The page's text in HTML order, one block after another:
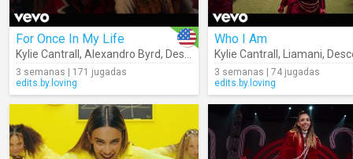
For Once In My Life
Kylie Cantrall , Alexandro Byrd, Descendants – Cast
3 semanas | 171 jugadas
edits.by.loving
Who I Am
Kylie Cantrall , Liamani,
3 semanas | 74 jugadas
edits.by.loving